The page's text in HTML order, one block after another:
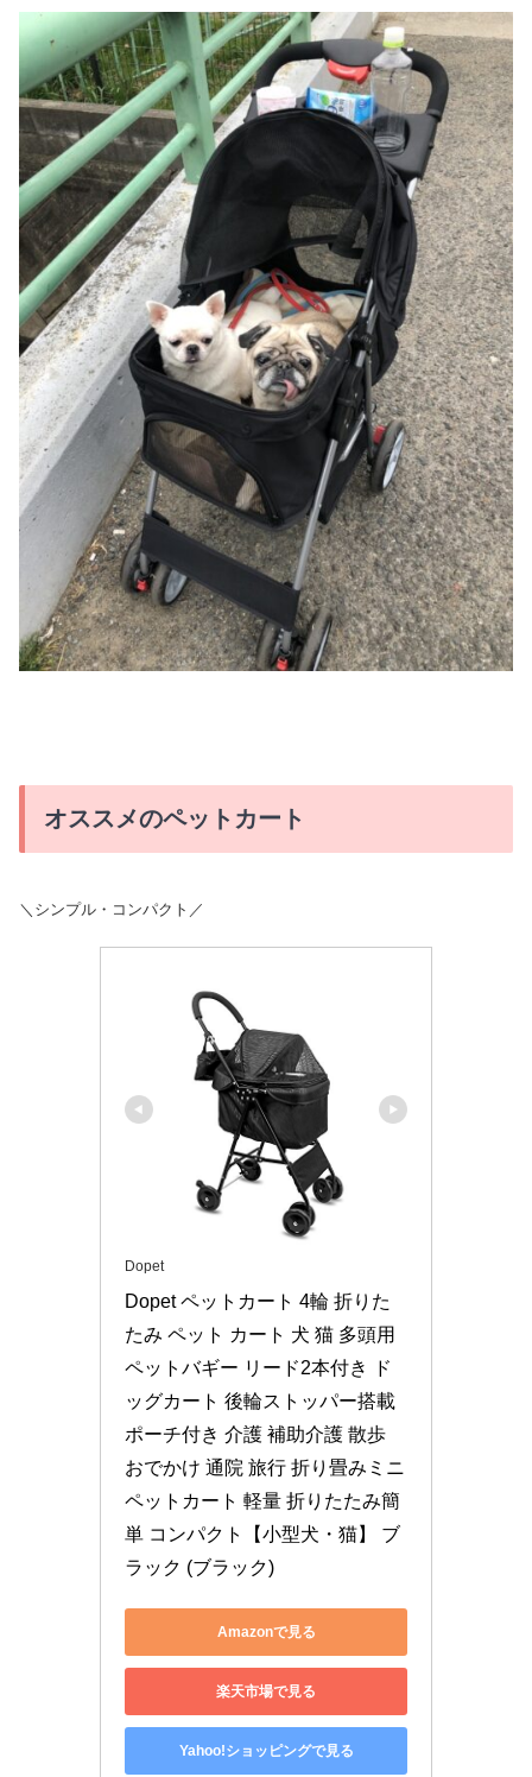
オススメのペットカート
＼シンプル・コンパクト／
Dopet
Dopet ペットカート 4輪 折りた
たみ ペット カート 犬 猫 多頭用
ペットバギー リード2本付き ド
ッグカート 後輪ストッパー搭載
ポーチ付き 介護 補助介護 散歩
おでかけ 通院 旅行 折り畳みミニ
ペットカート 軽量 折りたたみ簡
単 コンパクト【小型犬・猫】 ブ
ラック (ブラック)
Amazonで見る
楽天市場で見る
Yahoo!ショッピングで見る